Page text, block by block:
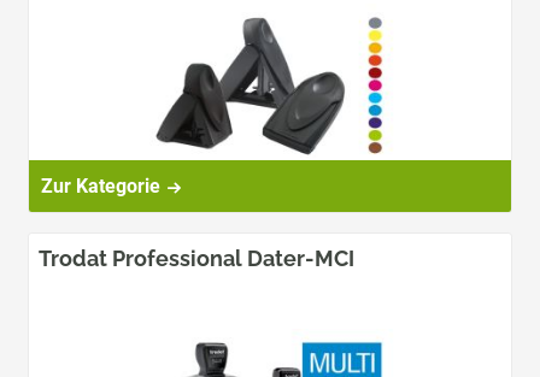
Zur Kategorie
Trodat Professional Dater-MCI